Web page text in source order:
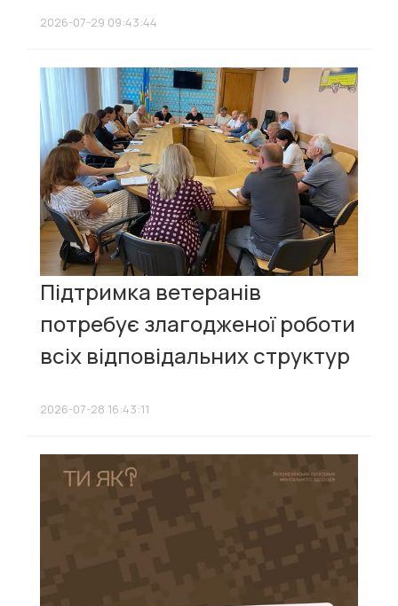
2026-07-29 09:43:44
Підтримка ветеранів
потребує злагодженої роботи
всіх відповідальних структур
2026-07-28 16:43:11